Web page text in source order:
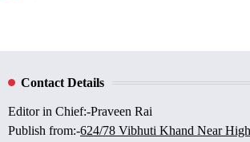
Contact Details
Editor in Chief:-Praveen Rai
Publish from:-624/78 Vibhuti Khand Near